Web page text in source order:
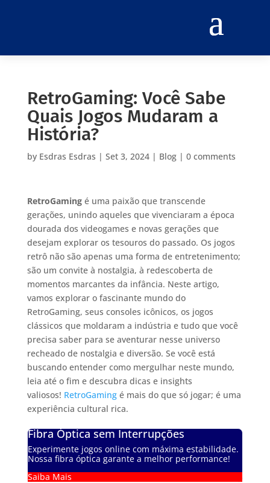
RetroGaming: Você Sabe
Quais Jogos Mudaram a
História?
by Esdras Esdras | Set 3, 2024| Blog| 0 comments
RetroGamingé uma paixão que transcende
gerações, unindo aqueles que vivenciaram a época
dourada dos videogames e novas gerações que
desejam explorar os tesouros do passado. Os jogos
retrô não são apenas uma forma de entretenimento;
são um convite à nostalgia, à redescoberta de
momentos marcantes da infância. Neste artigo,
vamos explorar o fascinante mundo do
RetroGaming, seus consoles icônicos, os jogos
clássicos que moldaram a indústria e tudo que você
precisa saber para se aventurar nesse universo
recheado de nostalgia e diversão. Se você está
buscando entender como mergulhar neste mundo,
leia até o fim e descubra dicas e insights
valiosos! RetroGamingé mais do que só jogar; é uma
experiência cultural rica.
Fibra Óptica sem Interrupções
Experimente jogos online com máxima estabilidade.
Nossa fibra óptica garante a melhor performance!
Saiba Mais